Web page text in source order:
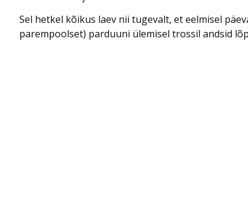
Sel hetkel kõikus laev nii tugevalt, et eelmisel
parempoolset) parduuni ülemisel trossil andsid